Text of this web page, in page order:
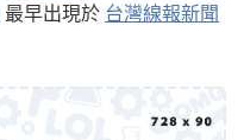
最早出現於 台灣線報新聞